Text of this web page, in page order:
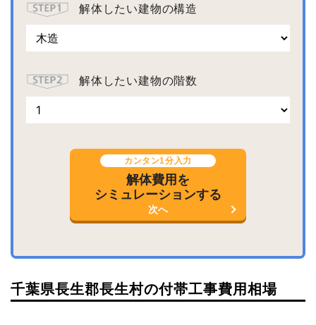
解体したい建物の構造
解体したい建物の階数
カンタン1分入力
解体費用を
シミュレーションする
次へ
千葉県長生郡長生村の付帯工事費用相場